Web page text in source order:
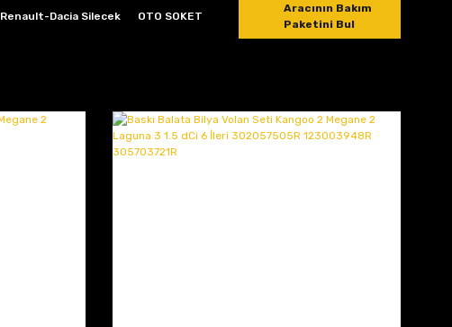
Renault-Dacia Silecek OTO SOKET
Aracının Bakım
Paketini Bul